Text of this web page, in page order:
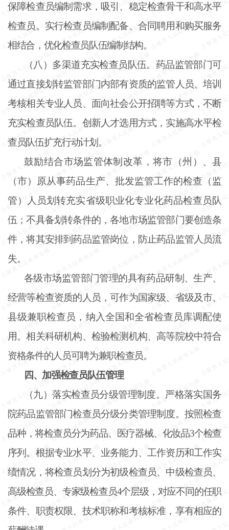
保障检查员编制需求，吸引、稳定检查骨干和高水平
检查员。实行检查员编制配备、合同聘用和购买服务
相结合，优化检查员队伍编制结构。
（八）多渠道充实检查员队伍。药品监管部门可
通过直接划转监管部门内部有资质的监管人员、培训
考核相关专业人员、面向社会公开招聘等方式，不断
充实检查员队伍。创新人才选用方式，实施高水平检
查员队伍扩充行动计划。
鼓励结合市场监管体制改革，将市（州）、县
（市）原从事药品生产、批发监管工作的检查（监
管）人员划转充实省级职业化专业化药品检查员队
伍；不具备划转条件的，各地市场监管部门要创造条
件，将其安排到药品监管岗位，防止药品监管人员流
失。
各级市场监管部门管理的具有药品研制、生产、
经营等检查资质的人员，可作为国家级、省级及市、
县级兼职检查员，纳入全国和全省检查员库调配使
用。相关科研机构、检验检测机构、高等院校中符合
资格条件的人员可聘为兼职检查员。
四、加强检查员队伍管理
（九）落实检查员分级管理制度。严格落实国务
院药品监管部门检查员分级分类管理制度。按照检查
品种，将检查员分为药品、医疗器械、化妆品3个检查
序列。根据专业水平、业务能力、工作资历和工作实
绩情况，将检查员划分为初级检查员、中级检查员、
高级检查员、专家级检查员4个层级，对应不同的任职
条件、职责权限、技术职称和考核标准，享有相应的